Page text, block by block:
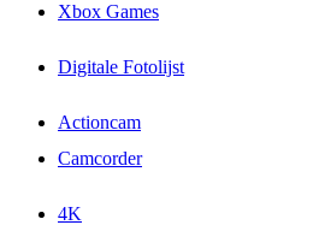
Xbox Games
Digitale Fotolijst
Actioncam
Camcorder
4K